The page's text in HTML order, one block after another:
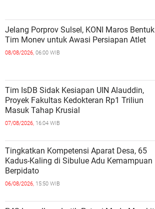
Jelang Porprov Sulsel, KONI Maros Bentuk
Tim Monev untuk Awasi Persiapan Atlet
08/08/2026, 06:00 WIB
Tim IsDB Sidak Kesiapan UIN Alauddin,
Proyek Fakultas Kedokteran Rp1 Triliun
Masuk Tahap Krusial
07/08/2026, 16:04 WIB
Tingkatkan Kompetensi Aparat Desa, 65
Kadus-Kaling di Sibulue Adu Kemampuan
Berpidato
06/08/2026, 15:50 WIB